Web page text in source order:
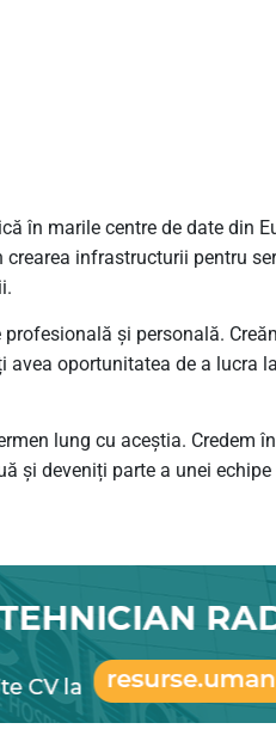
în marile centre de date din
infrastructurii pentru
și personală.
oportunitatea de a lucra
lung cu aceștia. Credem
deveniți parte a unei